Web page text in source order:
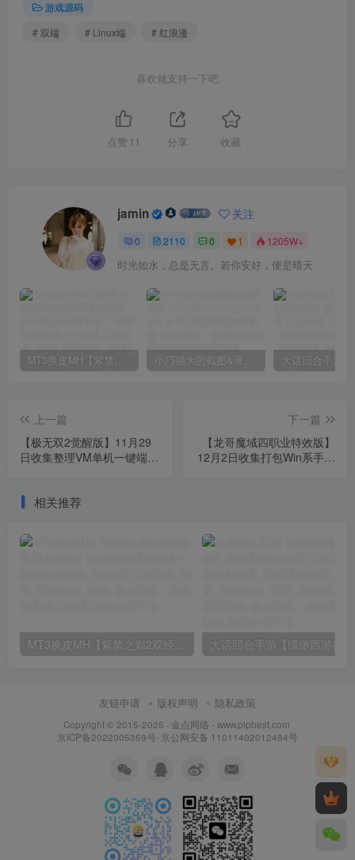
游戏源码
# 双端
# Linux端 # 红浪漫
喜欢就支持一下吧
点赞 11 分享 收藏
jamin 关注
0 2110 0 1 1205W+
时光如水，总是无言。若你安好，便是晴天
MT3换皮MH【紫禁之巅2双经脉尊享挂机版】2025最新整理单机一键即玩镜像端_Linux手工服务端_源码_管理后台_教程 小巧强大的截图&录屏软件 | FastStone Capture v11.2 中文破解绿色便携版
上一篇
【极无双2觉醒版】11月29
日收集整理VM单机一键端
_通用视频教程_GM授权后
下一篇
【龙哥魔域四职业特效版】
12月2日收集打包Win系手工
相关推荐
MT3换皮MH【紫禁之巅2双经脉尊享挂机版】2025最新整理单机一键即玩镜像端_Linux手工服务端_源码_管理后台_教程
友链申请 版权声明 隐私政策
Copyright © 2015-2025 · 金点网络 - www.pipbest.com
京ICP备2022005359号· 京公网安备 11011402012484号